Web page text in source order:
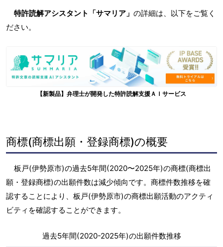
特許読解アシスタント「サマリア」 の詳細は、以下をご覧く
ださい。
【新製品】弁理士が開発した特許読解支援ＡＩサービス
商標(商標出願・登録商標)の概要
板戸(伊勢原市)の過去5年間(2020〜2025年)の商標(商標出
願・登録商標)の出願件数は減少傾向です。商標件数推移を確
認することにより、板戸(伊勢原市)の商標出願活動のアクティ
ビティを確認することができます。
過去5年間(2020-2025年)の出願件数推移